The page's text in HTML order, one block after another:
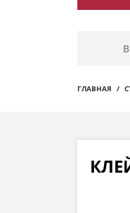
ГЛАВНАЯ